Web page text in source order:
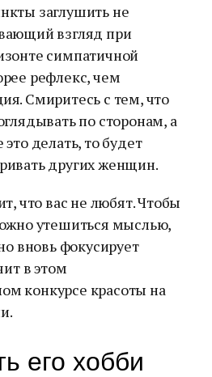
заглушить не
взгляд при
симпатичной
рефлекс, чем
Смиритесь с тем, что
по сторонам, а
делать, то будет
других женщин.
что вас не любят. Чтобы
утешиться мыслью,
вновь фокусирует
в этом
конкурсе красоты на
его хобби